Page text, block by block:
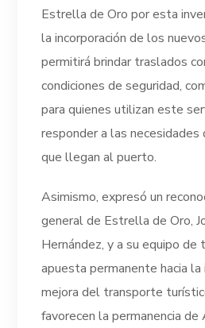
Estrella de Oro por esta
la incorporación de los
permitirá brindar traslados
condiciones de seguridad,
para quienes utilizan este
responder a las
que llegan al puerto.
Asimismo, expresó un
general de Estrella de Oro,
Hernández, y a su equipo de
apuesta permanente hacia la
mejora del transporte
favorecen la permanencia de